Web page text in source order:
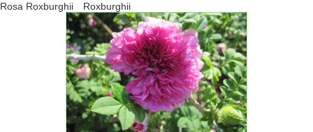
Rosa Roxburghii Roxburghii